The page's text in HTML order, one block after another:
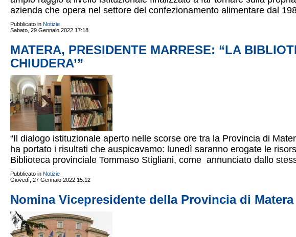
azienda che opera nel settore del confezionamento alimentare dal
Pubblicato in Notizie
Sabato, 29 Gennaio 2022 17:18
MATERA, PRESIDENTE MARRESE: “LA
CHIUDERA’”
“Il dialogo istituzionale aperto nelle scorse ore tra la Provincia di
ha portato i risultati che auspicavamo: lunedì saranno erogate le
Biblioteca provinciale Tommaso Stigliani, come annunciato dallo
Pubblicato in Notizie
Giovedì, 27 Gennaio 2022 15:12
Nomina Vicepresidente della Provincia di Matera